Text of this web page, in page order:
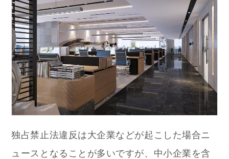
独占禁止法違反は大企業などが起こした場合ニ
ュースとなることが多いですが、中小企業を含